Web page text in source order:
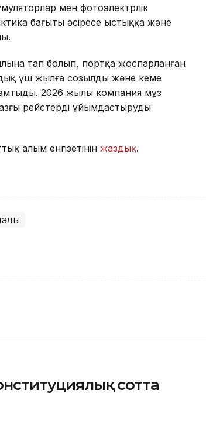
мен фотоэлектрлік
бағыты әсіресе ыстыққа және
тап болып, портқа жоспарланған
үш жылға созылды және кеме
2026 жылы компания мұз
рейстерді ұйымдастыруды
алым енгізетінін жаздық.
сотта